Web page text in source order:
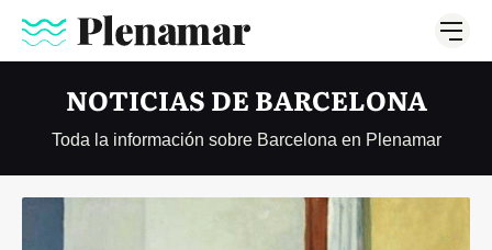
NOTICIAS DE BARCELONA
Toda la información sobre Barcelona en Plenamar